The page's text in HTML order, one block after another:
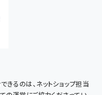
るのは、ネットショップ担当